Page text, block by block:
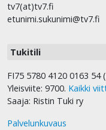
tv7(at)tv7.fi
etunimi.sukunimi@tv7.fi
Tukitili
FI75 5780 4120 0163 54
Yleisviite: 9700. Kaikki
Saaja: Ristin Tuki ry
Palvelunkuvaus